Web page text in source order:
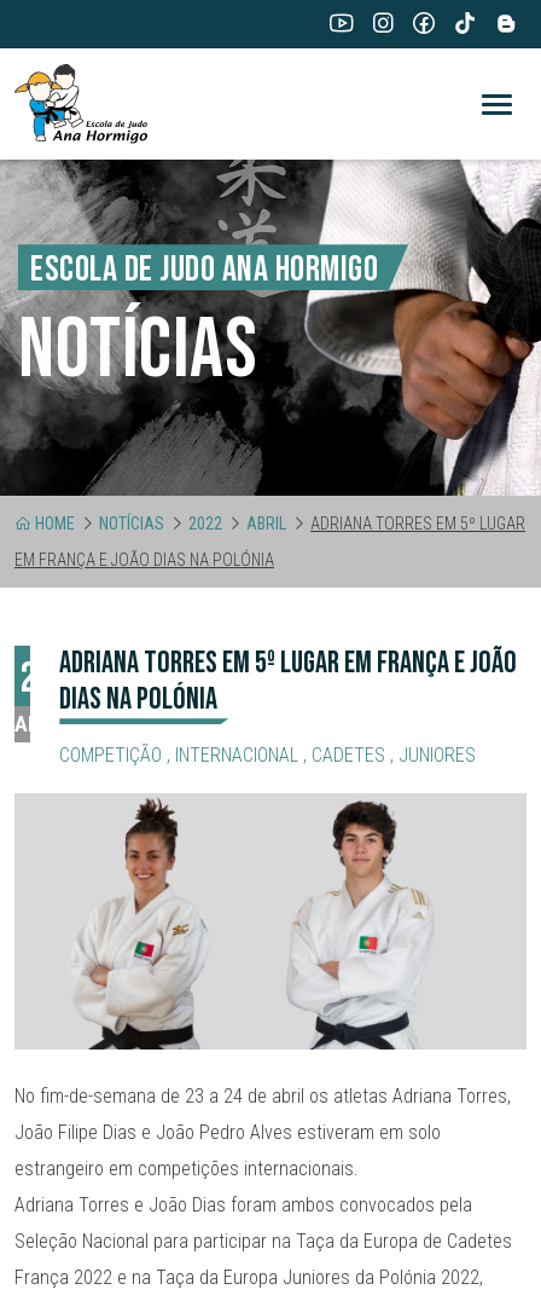
ESCOLA DE JUDO ANA HORMIGO
NOTÍCIAS
HOME NOTÍCIAS 2022 ABRIL
ADRIANA TORRES EM 5º LUGAR
EM FRANÇA E JOÃO DIAS NA POLÓNIA
24
ABR
ADRIANA TORRES EM 5º LUGAR EM FRANÇA E JOÃO
DIAS NA POLÓNIA
COMPETIÇÃO , INTERNACIONAL , CADETES , JUNIORES
No fim-de-semana de 23 a 24 de abril os atletas Adriana Torres,
João Filipe Dias e João Pedro Alves estiveram em solo
estrangeiro em competições internacionais.
Adriana Torres e João Dias foram ambos convocados pela
Seleção Nacional para participar na Taça da Europa de Cadetes
França 2022 e na Taça da Europa Juniores da Polónia 2022,